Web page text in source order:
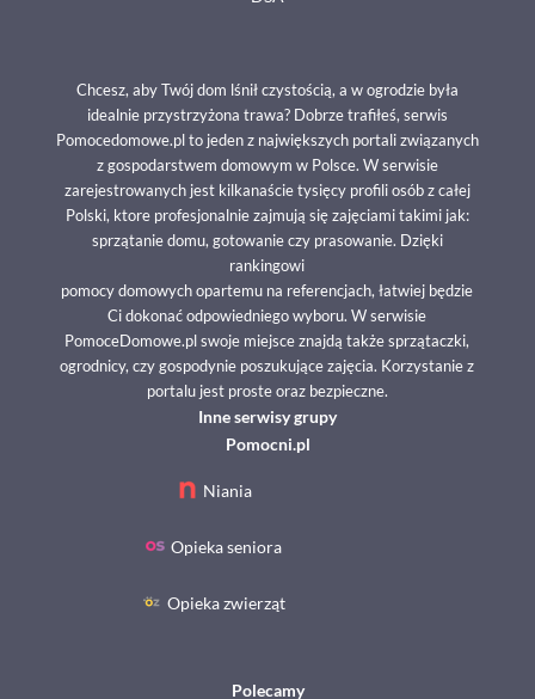
Chcesz, aby Twój dom lśnił czystością, a w ogrodzie była
idealnie przystrzyżona trawa? Dobrze trafiłeś, serwis
Pomocedomowe.pl to jeden z największych portali związanych
z gospodarstwem domowym w Polsce. W serwisie
zarejestrowanych jest kilkanaście tysięcy profili osób z całej
Polski, ktore profesjonalnie zajmują się zajęciami takimi jak:
sprzątanie domu, gotowanie czy prasowanie. Dzięki
rankingowi
pomocy domowych opartemu na referencjach, łatwiej będzie
Ci dokonać odpowiedniego wyboru. W serwisie
PomoceDomowe.pl swoje miejsce znajdą także sprzątaczki,
ogrodnicy, czy gospodynie poszukujące zajęcia. Korzystanie z
portalu jest proste oraz bezpieczne.
Niania
Opieka seniora
Opieka zwierząt
Inne serwisy grupy
Pomocni.pl
Polecamy